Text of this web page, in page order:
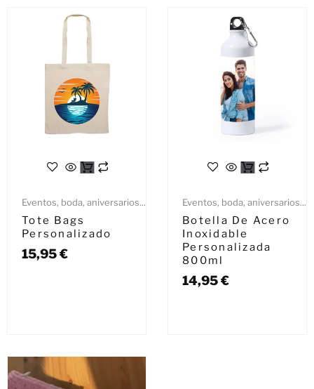
Eventos, boda, aniversarios...
Tote Bags
Personalizado
15,95€
Eventos, boda, aniversarios...
Botella De Acero
Inoxidable
Personalizada
800ml
14,95€